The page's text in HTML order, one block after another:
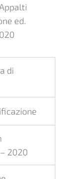
ed.
di
2020